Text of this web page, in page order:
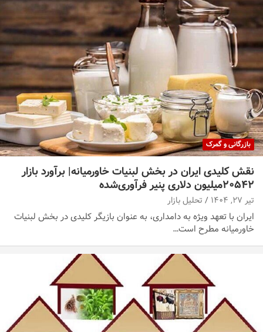
بازرگانی و گمرک
نقش کلیدی ایران در بخش لبنیات خاورمیانه| برآورد بازار
۲۰۵۴۲میلیون دلاری پنیر فرآوری‌شده
تیر ۲۷, ۱۴۰۴ تحلیل بازار
ایران با تعهد ویژه به دامداری، به عنوان بازیگر کلیدی در بخش لبنیات
خاورمیانه مطرح است…